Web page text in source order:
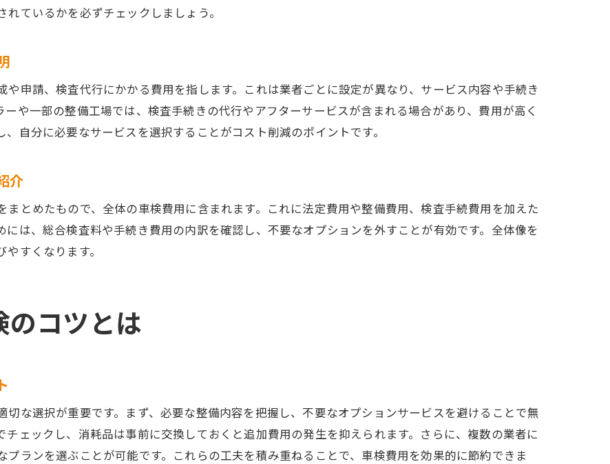
車検費用の内訳で見落としがちな項目も解説
総額を明確にする車検費用の比較方法
費用対効果で選ぶおすすめの車検業者
車検費用を抑えるサービス活用法
検査代行手数料の仕組みと節約方法
検査代行手数料が車検費用に及ぼす影響
車検費用を安くする検査代行の選び方
車検代行サービスのメリットとデメリット
費用総額を下げるための車検業者の選び方
車検費用節約に役立つキャンペーン活用法
ているかを必ずチェックしましょう。
申請、検査代行にかかる費用を指します。これは業者ごとに設定が異なり、サービス内容や手続き
や一部の整備工場では、検査手続きの代行やアフターサービスが含まれる場合があり、費用が高く
自分に必要なサービスを選択することがコスト削減のポイントです。
介
とめたもので、全体の車検費用に含まれます。これに法定費用や整備費用、検査手続費用を加えた
は、総合検査料や手続き費用の内訳を確認し、不要なオプションを外すことが有効です。全体像を
すくなります。
コツとは
な選択が重要です。まず、必要な整備内容を把握し、不要なオプションサービスを避けることで無
ェックし、消耗品は事前に交換しておくと追加費用の発生を抑えられます。さらに、複数の業者に
ランを選ぶことが可能です。これらの工夫を積み重ねることで、車検費用を効果的に節約できま